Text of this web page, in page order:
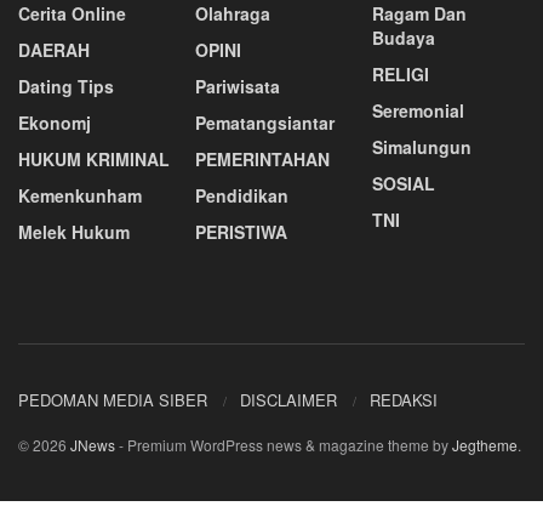
Cerita Online
DAERAH
Dating Tips
Ekonomj
HUKUM KRIMINAL
Kemenkunham
Melek Hukum
Olahraga
OPINI
Pariwisata
Pematangsiantar
PEMERINTAHAN
Pendidikan
PERISTIWA
Ragam Dan
Budaya
RELIGI
Seremonial
Simalungun
SOSIAL
TNI
PEDOMAN MEDIA SIBER DISCLAIMER REDAKSI
© 2026 JNews- Premium WordPress news & magazine theme byJegtheme.